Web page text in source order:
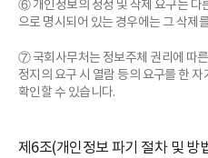
⑥ 개인정보의 정정 및 삭제 요구는 다
으로 명시되어 있는 경우에는 그 삭제
⑦ 국회사무처는 정보주체 권리에 따
정지의 요구 시 열람 등의 요구를 한
확인할 수 있습니다.
제6조(개인정보 파기 절차 및 방